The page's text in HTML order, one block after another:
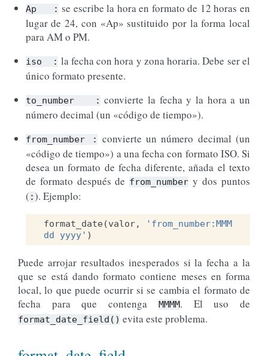
Ap : se escribe la hora en formato de 12 horas en
lugar de 24, con «Ap» sustituido por la forma local
para AM o PM.
iso : la fecha con hora y zona horaria. Debe ser el
único formato presente.
to_number : convierte la fecha y la hora a un
número decimal (un «código de tiempo»).
from_number :
convierte un número decimal (un
«código de tiempo») a una fecha con formato ISO. Si
desea un formato de fecha diferente, añada el texto
de formato después de from_number y dos puntos
( :). Ejemplo:
format_date(valor,
'from_number:MMM
dd yyyy' )
Puede arrojar resultados inesperados si la fecha a la
que se está dando formato contiene meses en forma
local, lo que puede ocurrir si se cambia el formato de
fecha para que contenga
MMMM. El uso de
format_date_field() evita este problema.